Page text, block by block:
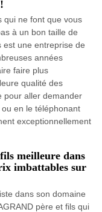
qui ne font que vous
à un bon taille de
est une entreprise de
années
faire plus
qualité des
pour aller demander
en le téléphonant
exceptionnellement
meilleure dans
imbattables sur
dans son domaine
père et fils qui